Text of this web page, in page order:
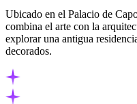
Ubicado en el Palacio de
combina el arte con la
explorar una antigua
decorados.